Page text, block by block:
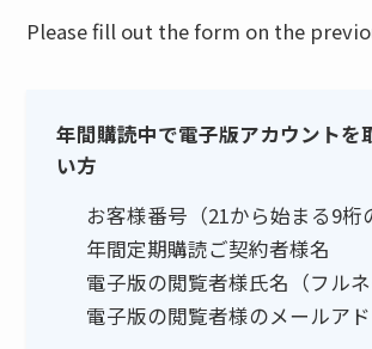
Please fill out the form on the
年間購読中で電子版アカウントを
い方
お客様番号（21から始まる9桁
年間定期購読ご契約者様名
電子版の閲覧者様氏名（フルネ
電子版の閲覧者様のメールア